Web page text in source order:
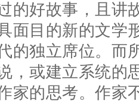
的好故事，且讲
面目的新的文学
的独立席位。而
，或建立系统的
家的思考。作家